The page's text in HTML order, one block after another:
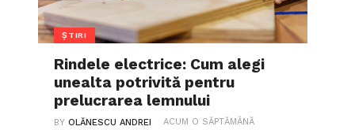
ȘTIRI
Rindele electrice: Cum alegi
unealta potrivită pentru
prelucrarea lemnului
BYOLĂNESCU ANDREI ACUM O SĂPTĂMÂNĂ